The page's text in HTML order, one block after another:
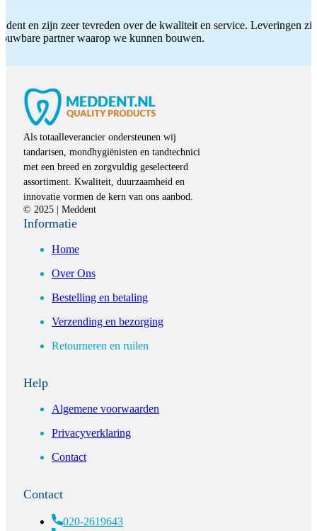
en zijn zeer tevreden over de kwaliteit en service. Leveringen
partner waarop we kunnen bouwen.
Als totaalleverancier ondersteunen wij
tandartsen, mondhygiënisten en tandtechnici
met een breed en zorgvuldig geselecteerd
assortiment. Kwaliteit, duurzaamheid en
innovatie vormen de kern van ons aanbod.
© 2025 | Meddent
Informatie
Home
Over Ons
Bestelling en betaling
Verzending en bezorging
Retourneren en ruilen
Help
Algemene voorwaarden
Privacyverklaring
Contact
Contact
020-2619643